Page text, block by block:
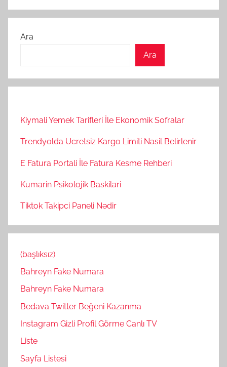
Ara
Ara
Kiymali Yemek Tarifleri İle Ekonomik Sofralar
Trendyolda Ucretsiz Kargo Limiti Nasil Belirlenir
E Fatura Portali İle Fatura Kesme Rehberi
Kumarin Psikolojik Baskilari
Tiktok Takipci Paneli Nədir
(başlıksız)
Bahreyn Fake Numara
Bahreyn Fake Numara
Bedava Twitter Beğeni Kazanma
Instagram Gizli Profil Görme Canlı TV
Liste
Sayfa Listesi